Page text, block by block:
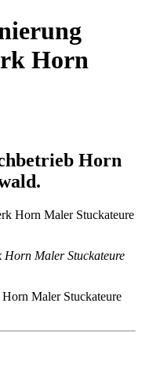
Horn
Horn
Horn Maler Stuckateure
Maler Stuckateure